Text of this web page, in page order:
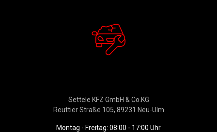
Settele KFZ GmbH & Co.KG
Reuttier Straße 105, 89231 Neu-Ulm
Montag - Freitag: 08:00 - 17:00 Uhr